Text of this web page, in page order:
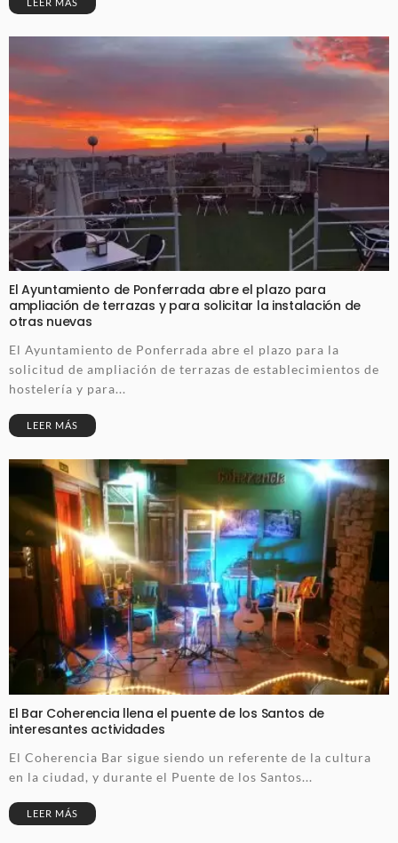
El Ayuntamiento de Ponferrada abre el plazo para
ampliación de terrazas y para solicitar la instalación de
otras nuevas
El Ayuntamiento de Ponferrada abre el plazo para la
solicitud de ampliación de terrazas de establecimientos de
hostelería y para...
LEER MÁS
El Bar Coherencia llena el puente de los Santos de
interesantes actividades
El Coherencia Bar sigue siendo un referente de la cultura
en la ciudad, y durante el Puente de los Santos...
LEER MÁS